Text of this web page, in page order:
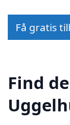
Få gratis
Find